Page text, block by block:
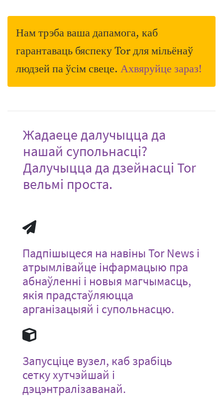
Нам трэба ваша дапамога, каб
гарантаваць бяспеку Tor для мільёнаў
людзей па ўсім свеце. Ахвяруйце зараз!
Жадаеце далучыцца да
нашай супольнасці?
Далучыцца да дзейнасці Tor
вельмі проста.
Падпішыцеся на навіны Tor News і
атрымлівайце інфармацыю пра
абнаўленні і новыя магчымасць,
якія прадстаўляюцца
арганізацыяй і супольнасцю.
Запусціце вузел, каб зрабіць
сетку хутчэйшай і
дэцэнтралізаванай.